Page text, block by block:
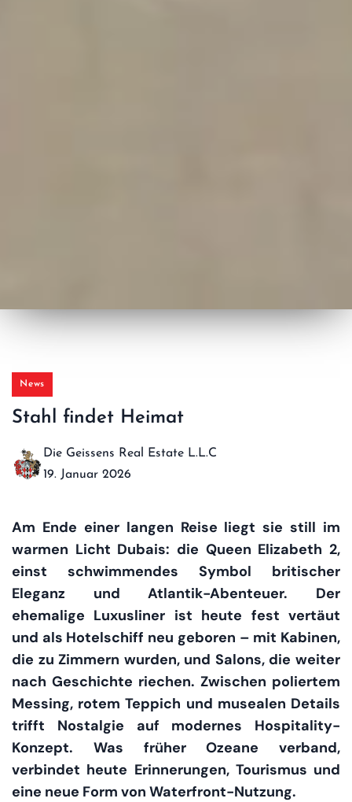
News
Stahl findet Heimat
Die Geissens Real Estate L.L.C
19. Januar 2026
Am Ende einer langen Reise liegt sie still im
warmen Licht Dubais: die Queen Elizabeth 2,
einst schwimmendes Symbol britischer
Eleganz und Atlantik-Abenteuer. Der
ehemalige Luxusliner ist heute fest vertäut
und als Hotelschiff neu geboren – mit Kabinen,
die zu Zimmern wurden, und Salons, die weiter
nach Geschichte riechen. Zwischen poliertem
Messing, rotem Teppich und musealen Details
trifft Nostalgie auf modernes Hospitality-
Konzept. Was früher Ozeane verband,
verbindet heute Erinnerungen, Tourismus und
eine neue Form von Waterfront-Nutzung.